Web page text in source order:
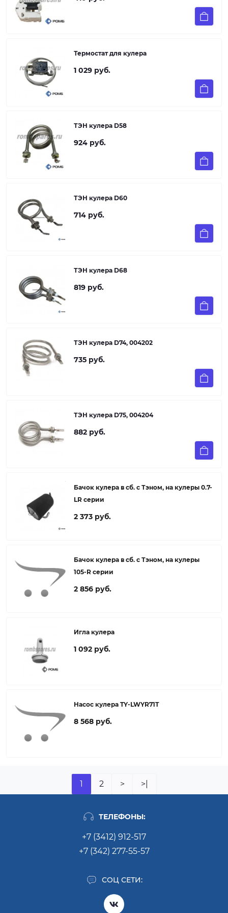
Термостат для кулера
1 029 руб.
ТЭН кулера D58
924 руб.
ТЭН кулера D60
714 руб.
ТЭН кулера D68
819 руб.
ТЭН кулера D74, 004202
735 руб.
ТЭН кулера D75, 004204
882 руб.
Бачок кулера в сб. с Тэном, на кулеры 0.7-
LR серии
2 373 руб.
Бачок кулера в сб. с Тэном, на кулеры
105-R серии
2 856 руб.
Игла кулера
1 092 руб.
Насос кулера TY-LWYR71T
8 568 руб.
1 2 > >|
ТЕЛЕФОНЫ:
+7 (3412) 912-517
+7 (342) 277-55-57
СОЦ СЕТИ: